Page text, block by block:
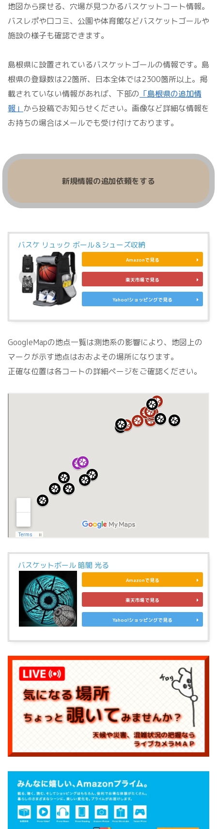
地図から探せる、穴場が見つかるバスケットコート情報。
バスレポや口コミ、公園や体育館などバスケットゴールや
施設の様子も確認できます。
島根県に設置されているバスケットゴールの情報です。島
根県の登録数は22箇所、日本全体では2300箇所以上。掲
載されていない情報があれば、下部の 「島根県の追加情
報」 から投稿でお知らせください。画像など詳細な情報を
お持ちの場合はメールでも受け付けております。
新規情報の追加依頼をする
バスケ リュック ボール＆シューズ収納
Amazonで見る
楽天市場で見る
Yahoo!ショッピングで見る
GoogleMapの地点一覧は測地系の影響により、地図上の
マークが示す地点はおおよその場所になります。
正確な位置は各コートの詳細ページをご確認ください。
バスケットボール 暗闇 光る
Amazonで見る
楽天市場で見る
Yahoo!ショッピングで見る